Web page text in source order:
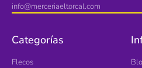
info@merceriaeltorcal.com
Categorías
Flecos